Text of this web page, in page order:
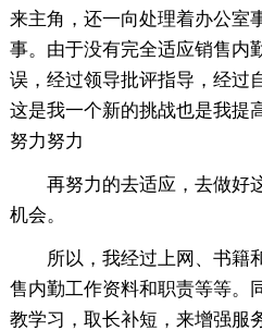
来主角，还一向处理着办公室
事。由于没有完全适应销售内
误，经过领导批评指导，经过
这是我一个新的挑战也是我提
努力努力
再努力的去适应，去做好
机会。
所以，我经过上网、书籍
售内勤工作资料和职责等等。
教学习，取长补短，来增强服